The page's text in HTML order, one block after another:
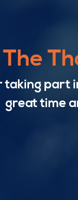
The
taking part
great time